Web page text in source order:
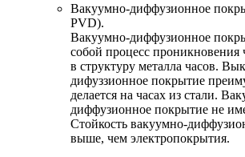
Вакуумно-диффузионное
PVD).
Вакуумно-диффузионное
собой процесс проникновения
в структуру металла часов.
дифуззионное покрытие
делается на часах из стали.
диффузионное покрытие не
Стойкость вакуумно-
выше, чем электропокрытия.